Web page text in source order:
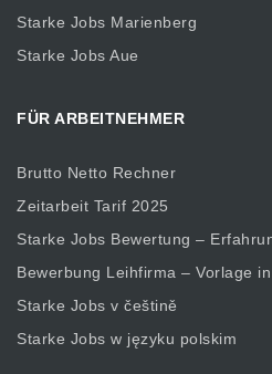
Starke Jobs Marienberg
Starke Jobs Aue
FÜR ARBEITNEHMER
Brutto Netto Rechner
Zeitarbeit Tarif 2025
Starke Jobs Bewertung –
Bewerbung Leihfirma – Vorlage
Starke Jobs v češtině
Starke Jobs w języku polskim